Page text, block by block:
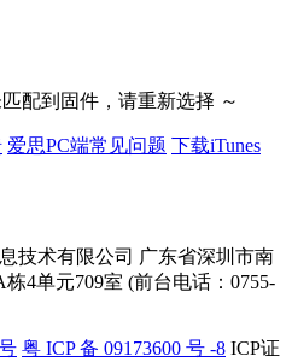
配到固件，请重新选择 ～
爱思PC端常见问题 下载iTunes
技术有限公司 广东省深圳市南
4单元709室 (前台电话：0755-
粤 ICP 备 09173600 号 -8 ICP证